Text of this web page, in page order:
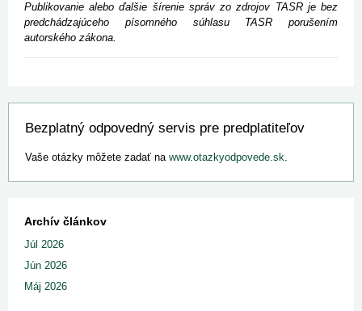
Publikovanie alebo ďalšie šírenie správ zo zdrojov TASR je bez
predchádzajúceho písomného súhlasu TASR porušením
autorského zákona.
Bezplatný odpovedný servis pre predplatiteľov
Vaše otázky môžete zadať na www.otazkyodpovede.sk.
Archív článkov
Júl 2026
Jún 2026
Máj 2026